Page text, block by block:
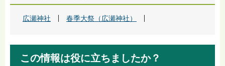
広瀬神社 春季大祭（広瀬神社）
この情報は役に立ちましたか？